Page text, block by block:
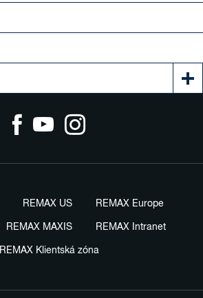
REMAX US REMAX Europe
REMAX MAXIS REMAX Intranet
REMAX Klientská zóna